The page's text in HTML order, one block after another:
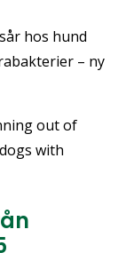
hos hund
– ny
out of
with